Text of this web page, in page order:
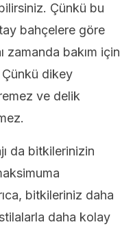
Çünkü bu
bahçelere göre
zamanda bakım için
Çünkü dikey
ve delik
da bitkilerinizin
bitkileriniz daha
daha kolay